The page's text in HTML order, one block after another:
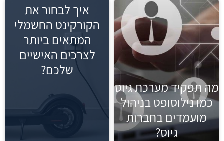
קרא עוד »
מה תפקיד מערכת גיוס
כמו נילוסופט בניהול
מועמדים בחברות
גיוס?
איך לבחור את
הקורקינט החשמלי
המתאים ביותר
לצרכים האישיים
שלכם?